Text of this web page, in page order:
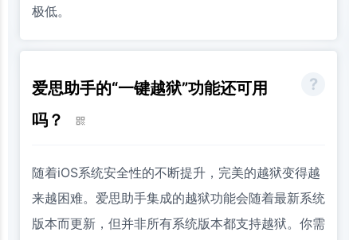
极低。
爱思助手的“一键越狱”功能还可用
吗？
随着iOS系统安全性的不断提升，完美的越狱变得越
来越困难。爱思助手集成的越狱功能会随着最新系统
版本而更新，但并非所有系统版本都支持越狱。你需